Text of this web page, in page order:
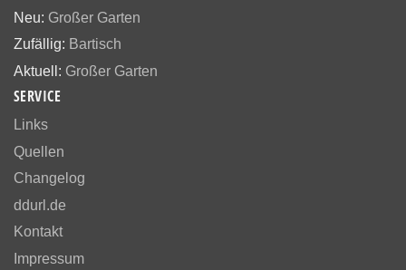
Neu: Großer Garten
Zufällig: Bartisch
Aktuell: Großer Garten
SERVICE
Links
Quellen
Changelog
ddurl.de
Kontakt
Impressum